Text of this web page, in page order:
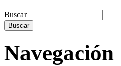
Buscar
Navegación